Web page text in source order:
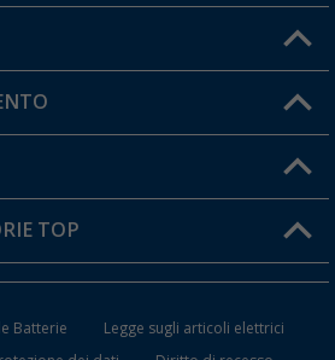
TOP
Batterie
Legge sugli articoli elettrici